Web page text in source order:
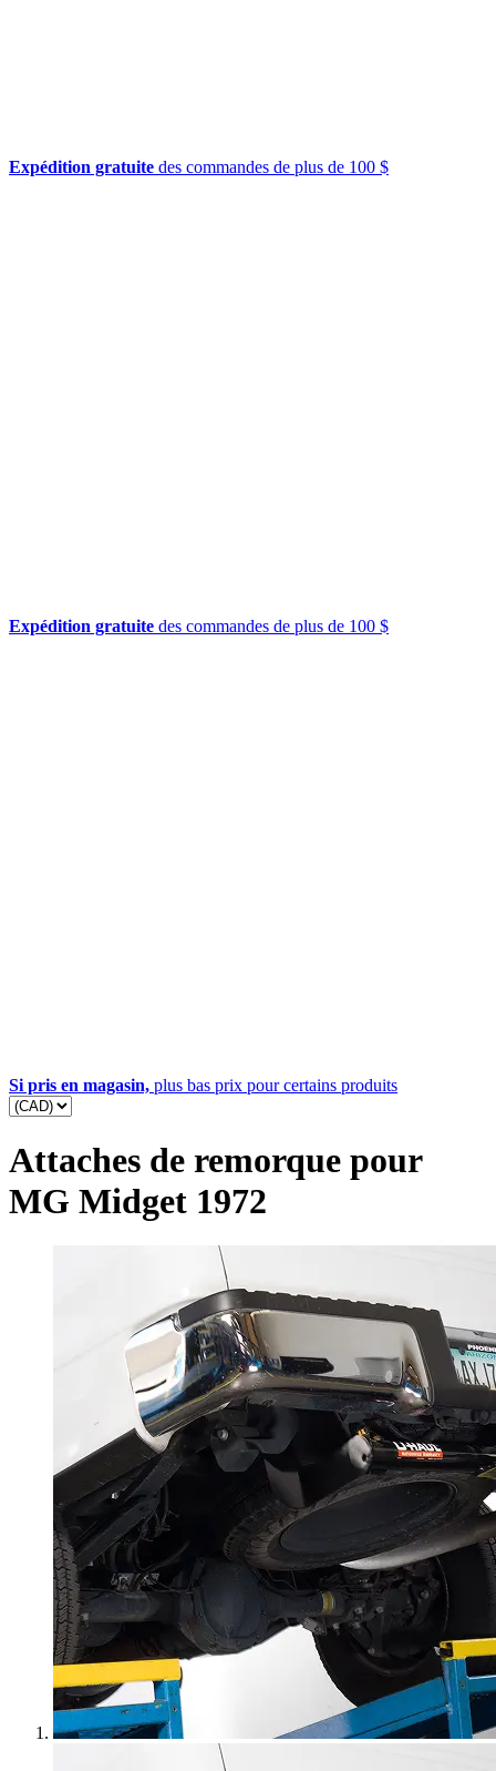
Expédition gratuite des commandes de plus de 100 $
Expédition gratuite des commandes de plus de 100 $
Si pris en magasin, plus bas prix pour certains produits
Attaches de remorque pour
MG Midget 1972